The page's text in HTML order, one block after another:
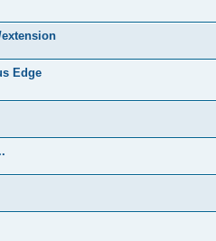
Edge